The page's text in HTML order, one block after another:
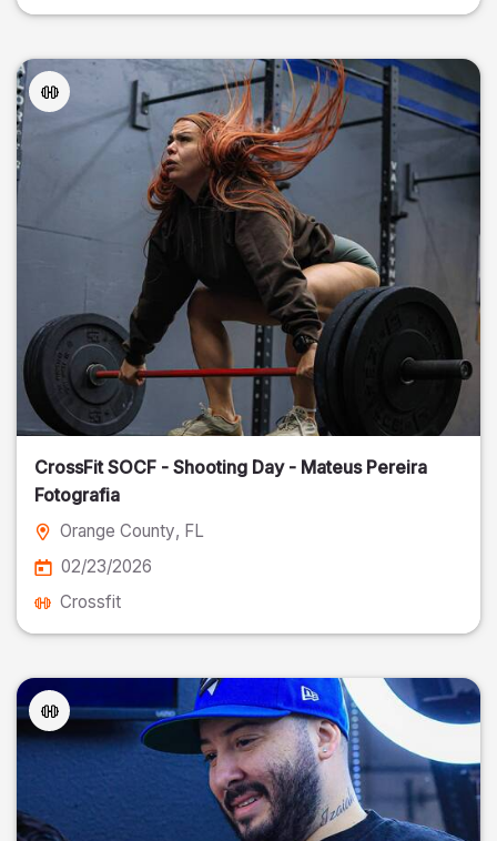
CrossFit SOCF - Shooting Day - Mateus Pereira
Fotografia
Orange County, FL
02/23/2026
Crossfit